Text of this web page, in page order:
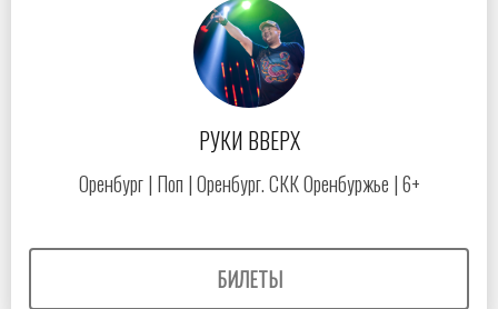
РУКИ ВВЕРХ
Оренбург | Поп | Оренбург. СКК Оренбуржье | 6+
БИЛЕТЫ